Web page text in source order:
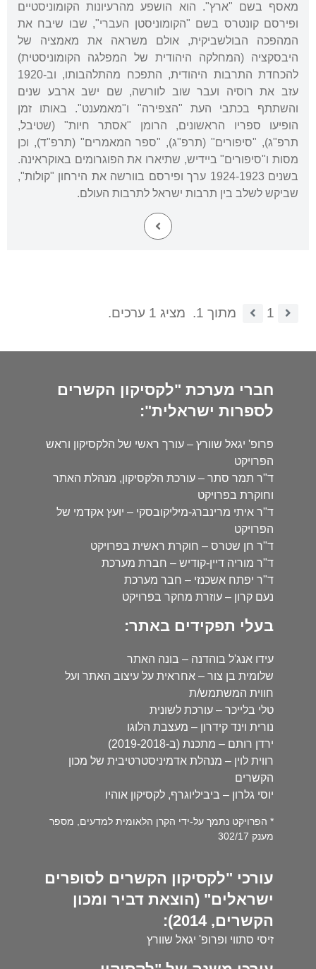
מאסף בשם "ארץ". הוא הושפע מהרעיונות הקומוניסטיים
ופירסם קונטרס בשם "הקומוניסטן העברי", שבו שיבח את
המהפכה הבולשביקית, אולם משראה את מאמציה של
היבסקציה (המחלקה היהודית של המפלגה הקומוניסטית)
להכחדת התרבות היהודית, התפכח מהתלהבותו, וב-1920
עזב את רוסיה ועבר שוב לוורשה, שם ישב ארבע שנים
והשתתף בכתבי העת "הצפירה" ו"מאמענט". באותו זמן
הופיעו ספריו הראשונים, הרומן "אסתר חיות" (שטיבל,
תרפ"ג), "סיפורים" (תרפ"ג), "ספר המאמרים" (תרפ"ד), וכן
מסות ו"סיפורים" ביידיש, שתיארו את הפוגרומים באוקראינה.
בשנים 1924-1923 ערך ופירסם בוורשה את הירחון "קולות",
שביקש לשלב בין תרבות ישראל לתרבות העולם.
1 מתוך 1. מציג 1 ערכים.
חברי מערכת "לקסיקון הקשרים
לספרות ישראלית":
פרופ' יגאל שוורץ – עורך ראשי של הלקסיקון וראש
הפרויקט
ד"ר תמר סתר – עורכת הלקסיקון, מנהלת האתר
וחוקרת בפרויקט
ד"ר איתי מרינברג-מיליקובסקי – יועץ אקדמי של
הפרויקט
ד"ר חן שטרס – חוקרת ראשית בפרויקט
ד"ר מוריה דיין-קודיש – חברת מערכת
ד"ר יפתח אשכנזי – חבר מערכת
נעם קרון – עוזרת מחקר בפרויקט
בעלי תפקידים באתר:
עידו אנג'ל בוהדנה – בונה האתר
שלומית בן צור – אחראית על עיצוב האתר ועל
חווית המשתמש/ת
טלי בלייכר – עורכת לשונית
נורית וינד קידרון – מעצבת הלוגו
ירדן רותם – מתכנת (ב-2019-2018)
רווית לוין – מנהלת אדמיניסטרטיבית של מכון
הקשרים
יוסי גלרון – ביביליוגרף, לקסיקון אוהיו
* הפרויקט נתמך על-ידי הקרן הלאומית למדעים, מספר
מענק 302/17
עורכי "לקסיקון הקשרים לסופרים
ישראלים" (הוצאת דביר ומכון
הקשרים, 2014):
זיסי סתווי ופרופ' יגאל שוורץ